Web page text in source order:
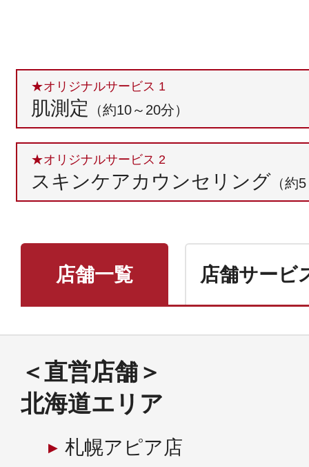
ボディケア
メイクアップ
健康食品／サプ
★オリジナルサービス 1
肌測定 （約10～20分）
★オリジナルサービス 2
スキンケアカウンセリング （約
店舗一覧 店舗サービ
＜直営店舗＞
北海道エリア
札幌アピア店